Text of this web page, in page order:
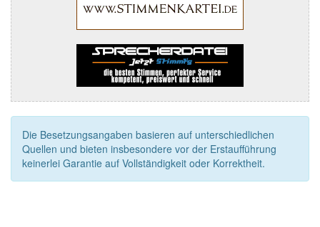
Die Besetzungsangaben basieren auf unterschiedlichen
Quellen und bieten insbesondere vor der Erstaufführung
keinerlei Garantie auf Vollständigkeit oder Korrektheit.